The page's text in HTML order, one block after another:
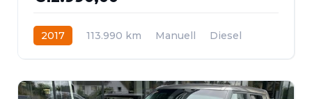
2017 113.990 km Manuell
Diesel